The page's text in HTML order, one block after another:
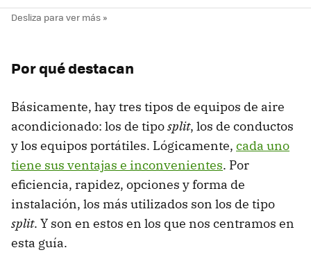
Por qué destacan
Básicamente, hay tres tipos de equipos de aire
acondicionado: los de tiposplit, los de conductos
y los equipos portátiles. Lógicamente, cada uno
tiene sus ventajas e inconvenientes. Por
eficiencia, rapidez, opciones y forma de
instalación, los más utilizados son los de tipo
split. Y son en estos en los que nos centramos en
esta guía.